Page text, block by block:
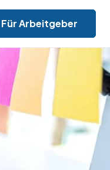
Für Arbeitgeber